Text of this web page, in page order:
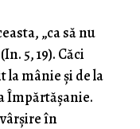
„ca să nu
5, 19). Căci
mânie şi de la
Împărtăşanie.
în